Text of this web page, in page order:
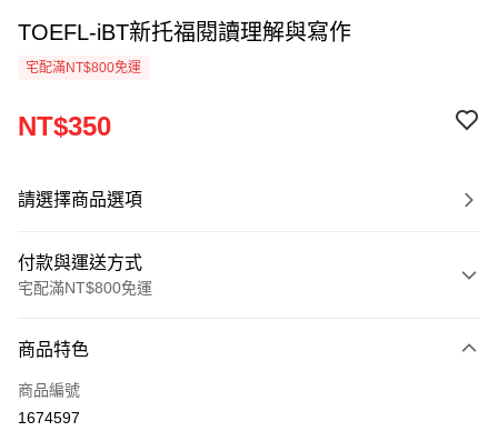
TOEFL-iBT新托福閱讀理解與寫作
宅配滿NT$800免運
NT$350
請選擇商品選項
付款與運送方式
宅配滿NT$800免運
信用卡一次付款
LINE Pay
商品特色
商品編號
1674597